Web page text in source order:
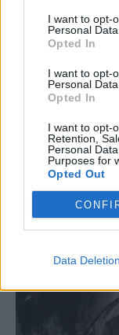
I want to opt-
Personal Data.
Opted In
I want to opt-
Personal
Opted In
I want to opt-
Retention,
Personal
Purposes for
Opted Out
Data Deletion